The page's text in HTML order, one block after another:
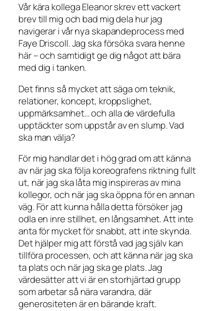
Vår kära kollega Eleanor skrev ett vackert
brev till mig och bad mig dela hur jag
navigerar i vår nya skapandeprocess med
Faye Driscoll. Jag ska försöka svara henne
här – och samtidigt ge dig något att bära
med dig i tanken.
Det finns så mycket att säga om teknik,
relationer, koncept, kroppslighet,
uppmärksamhet… och alla de värdefulla
upptäckter som uppstår av en slump. Vad
ska man välja?
För mig handlar det i hög grad om att känna
av när jag ska följa koreografens riktning fullt
ut, när jag ska låta mig inspireras av mina
kollegor, och när jag ska öppna för en annan
väg. För att kunna hålla detta försöker jag
odla en inre stillhet, en långsamhet. Att inte
anta för mycket för snabbt, att inte skynda.
Det hjälper mig att förstå vad jag själv kan
tillföra processen, och att känna när jag ska
ta plats och när jag ska ge plats. Jag
värdesätter att vi är en storhjärtad grupp
som arbetar så nära varandra, där
generositeten är en bärande kraft.